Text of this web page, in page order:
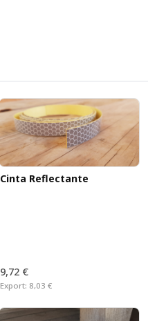
Cinta Reflectante
9,72 €
Export: 8,03 €